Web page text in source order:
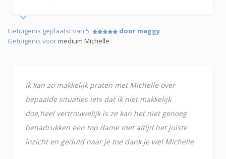
Getuigenis geplaatst van 5
door maggy
Getuigenis voormedium Michelle
Ik kan zo makkelijk praten met Michelle over
bepaalde situaties iets dat ik niet makkelijk
doe,heel vertrouwelijk is ze kan het niet genoeg
benadrukken een top dame met altijd het juiste
inzicht en geduld naar je toe dank je wel Michelle